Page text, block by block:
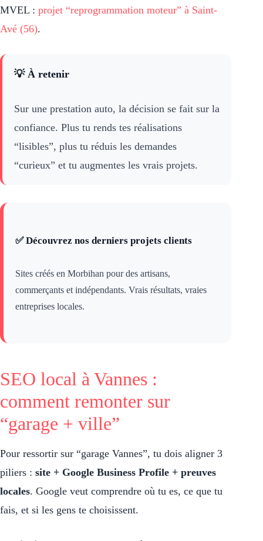
MVEL : projet “reprogrammation moteur” à Saint-
Avé (56).
💡 À retenir
Sur une prestation auto, la décision se fait sur la
confiance. Plus tu rends tes réalisations
“lisibles”, plus tu réduis les demandes
“curieux” et tu augmentes les vrais projets.
✅ Découvrez nos derniers projets clients
Sites créés en Morbihan pour des artisans,
commerçants et indépendants. Vrais résultats, vraies
entreprises locales.
SEO local à Vannes :
comment remonter sur
“garage + ville”
Pour ressortir sur “garage Vannes”, tu dois aligner 3
piliers : site + Google Business Profile + preuves
locales. Google veut comprendre où tu es, ce que tu
fais, et si les gens te choisissent.